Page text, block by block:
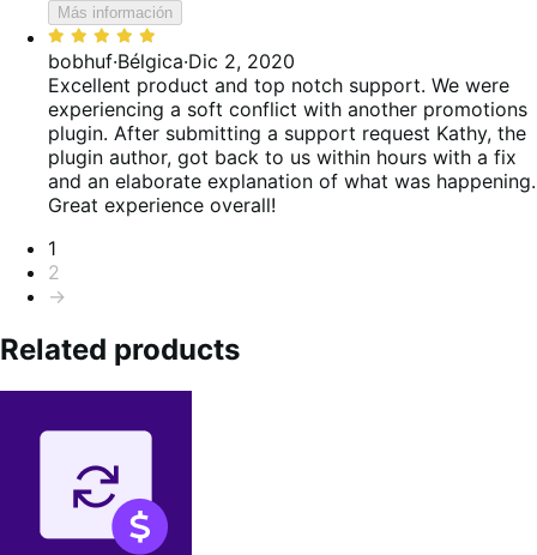
Más información
Valoración:
5
de
5
bobhuf·Bélgica·Dic 2, 2020
Excellent product and top notch support. We were
experiencing a soft conflict with another promotions
plugin. After submitting a support request Kathy, the
plugin author, got back to us within hours with a fix
and an elaborate explanation of what was happening.
Great experience overall!
Paginación
1
2
→
Related products